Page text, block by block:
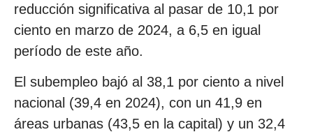
reducción significativa al pasar de 10,1 por
ciento en marzo de 2024, a 6,5 en igual
período de este año.
El subempleo bajó al 38,1 por ciento a nivel
nacional (39,4 en 2024), con un 41,9 en
áreas urbanas (43,5 en la capital) y un 32,4